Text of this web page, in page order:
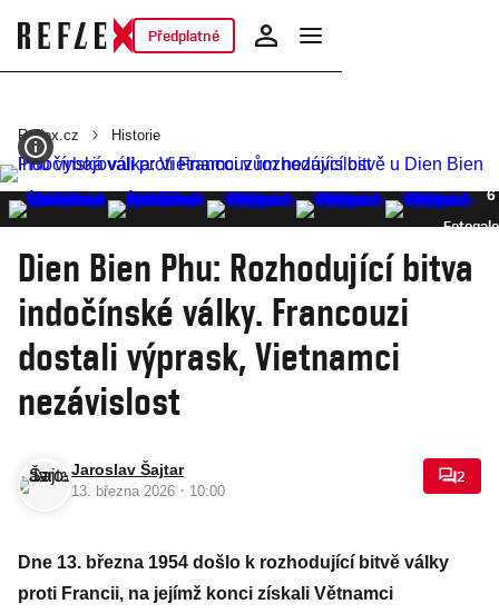
Předplatné
Reflex.cz Historie
6
Dien Bien Phu: Rozhodující bitva
indočínské války. Francouzi
dostali výprask, Vietnamci
nezávislost
Jaroslav Šajtar
13. března 2026 · 10:00
2
Dne 13. března 1954 došlo k rozhodující bitvě války
proti Francii, na jejímž konci získali Větnamci